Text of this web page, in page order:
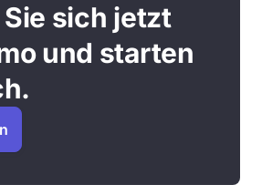
sich jetzt
und starten